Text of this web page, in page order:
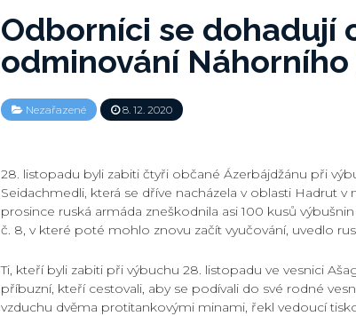
Odborníci se dohadují
odminování
Nezařazené 8. 12. 2020
28. listopadu byli zabiti čtyři občané Ázerbájdžánu při
Seidachmedli, která se dříve nacházela v oblasti Hadrut
prosince ruská armáda zneškodnila asi 100 kusů
č. 8, v které poté mohlo znovu začít vyučování, uvedlo
Ti, kteří byli zabiti při výbuchu 28. listopadu ve vesnici
příbuzní, kteří cestovali, aby se podívali do své rodné
vzduchu dvěma protitankovými minami, řekl vedoucí